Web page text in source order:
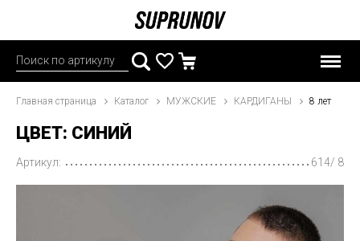
Главная страница Каталог МУЖСКИЕ КАРДИГАНЫ 8 лет
ЦВЕТ: СИНИЙ
Артикул: 614/ 8